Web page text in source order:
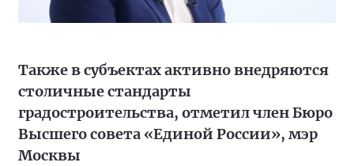
Также в субъектах активно внедряются
столичные стандарты
градостроительства, отметил член Бюро
Высшего совета «Единой России», мэр
Москвы